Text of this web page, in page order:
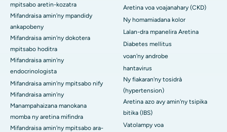
mpitsabo aretin-kozatra
Mifandraisa amin'ny mpandidy
ankapobeny
Mifandraisa amin'ny dokotera
mpitsabo hoditra
Mifandraisa amin'ny
endocrinologista
Mifandraisa amin'ny mpitsabo nify
Mifandraisa amin'ny
Manampahaizana manokana
momba ny aretina mifindra
Mifandraisa amin'ny mpitsabo ara-
Aretina voa voajanahary (CKD)
Ny homamiadana kolor
Lalan-dra mpanelira Aretina
Diabetes mellitus
voan'ny androbe
hantavirus
Ny fiakaran'ny tosidrà
(hypertension)
Aretina azo avy amin'ny tsipika
bitika (IBS)
Vatolampy voa